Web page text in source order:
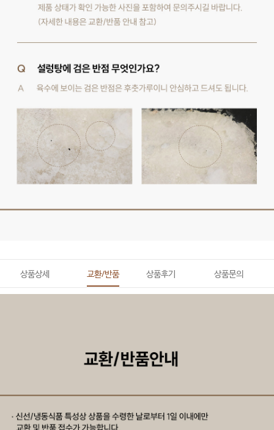
상품상세 교환/반품 상품후기 상품문의